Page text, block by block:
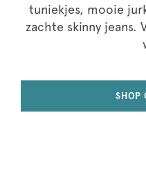
tuniekjes, mooie
zachte skinny jeans.
SHOP